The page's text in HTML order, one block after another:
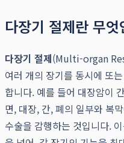
다장기 절제란 무
다장기 절제(Multi-organ
여러 개의 장기를 동시에 또
합니다. 예를 들어 대장암이
면, 대장, 간, 폐의 일부와 복
수술을 감행하는 것입니다.